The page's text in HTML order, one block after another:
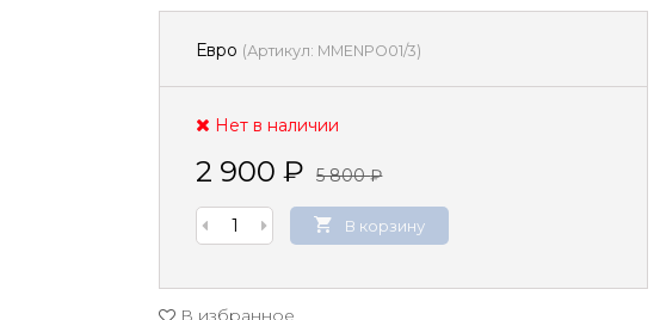
Евро (Артикул: MMENPO01/3)
Нет в наличии
2 900₽ 5 800₽
В корзину
В избранное